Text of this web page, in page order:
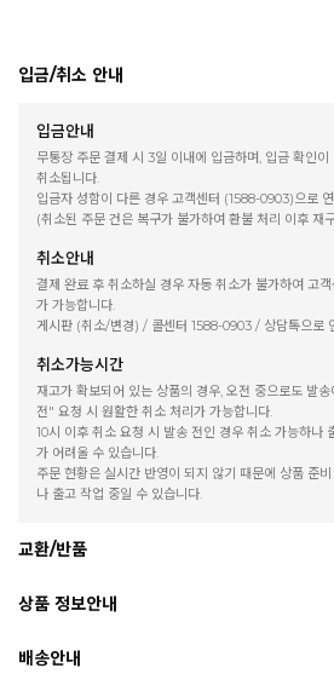
입금/취소 안내
입금안내
무통장 주문 결제 시 3일 이내에 입금하며, 입금 확인
취소됩니다.
입금자 성함이 다른 경우 고객센터 (1588-0903)으로
(취소된 주문 건은 복구가 불가하여 환불 처리 이후 재
취소안내
결제 완료 후 취소하실 경우 자동 취소가 불가하여 고
가 가능합니다.
게시판 (취소/변경) / 콜센터 1588-0903 / 상담톡으로
취소가능시간
재고가 확보되어 있는 상품의 경우, 오전 중으로도 발
전" 요청 시 원활한 취소 처리가 가능합니다.
10시 이후 취소 요청 시 발송 전인 경우 취소 가능하나
가 어려울 수 있습니다.
주문 현황은 실시간 반영이 되지 않기 때문에 상품 준
나 출고 작업 중일 수 있습니다.
교환/반품
상품 정보안내
배송안내